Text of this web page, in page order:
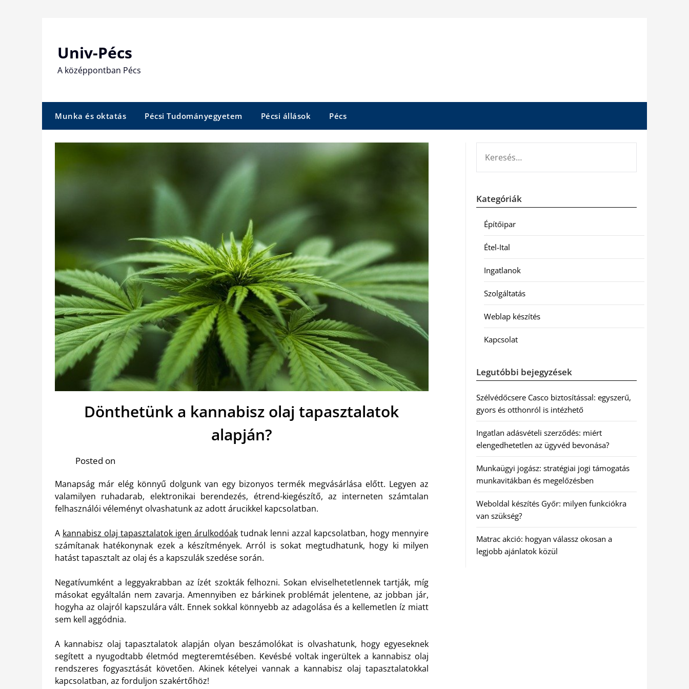
Univ-Pécs
A középpontban Pécs
Munka és oktatás Pécsi Tudományegyetem Pécsi állások Pécs
Dönthetünk a kannabisz olaj tapasztalatok
alapján?
Posted on
Manapság már elég könnyű dolgunk van egy bizonyos termék megvásárlása előtt. Legyen az
valamilyen ruhadarab, elektronikai berendezés, étrend-kiegészítő, az interneten számtalan
felhasználói véleményt olvashatunk az adott árucikkel kapcsolatban.
A kannabisz olaj tapasztalatok igen árulkodóaktudnak lenni azzal kapcsolatban, hogy mennyire
számítanak hatékonynak ezek a készítmények. Arról is sokat megtudhatunk, hogy ki milyen
hatást tapasztalt az olaj és a kapszulák szedése során.
Negatívumként a leggyakrabban az ízét szokták felhozni. Sokan elviselhetetlennek tartják, míg
másokat egyáltalán nem zavarja. Amennyiben ez bárkinek problémát jelentene, az jobban jár,
hogyha az olajról kapszulára vált. Ennek sokkal könnyebb az adagolása és a kellemetlen íz miatt
sem kell aggódnia.
A kannabisz olaj tapasztalatok alapján olyan beszámolókat is olvashatunk, hogy egyeseknek
segített a nyugodtabb életmód megteremtésében. Kevésbé voltak ingerültek a kannabisz olaj
rendszeres fogyasztását követően. Akinek kételyei vannak a kannabisz olaj tapasztalatokkal
kapcsolatban, az forduljon szakértőhöz!
Kategóriák
Építőipar
Étel-Ital
Ingatlanok
Szolgáltatás
Weblap készítés
Kapcsolat
Legutóbbi bejegyzések
Szélvédőcsere Casco biztosítással: egyszerű,
gyors és otthonról is intézhető
Ingatlan adásvételi szerződés: miért
elengedhetetlen az ügyvéd bevonása?
Munkaügyi jogász: stratégiai jogi támogatás
munkavitákban és megelőzésben
Weboldal készítés Győr: milyen funkciókra
van szükség?
Matrac akció: hogyan válassz okosan a
legjobb ajánlatok közül